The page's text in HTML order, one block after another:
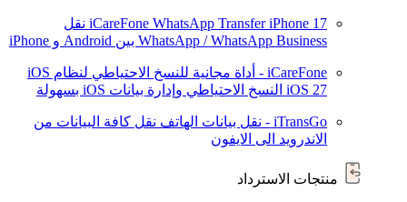
iCareFone WhatsApp TransferiPhone 17
نقل
WhatsApp / WhatsApp Business بين Android و iPhone
iCareFone - أداة مجانية للنسخ الاحتياطي لنظام iOS
iOS 27 النسخ الاحتياطي وإدارة بيانات iOS بسهولة
iTransGo - نقل بيانات الهاتف
نقل كافة البيانات من
الاندرويد الى الايفون
منتجات الاسترداد